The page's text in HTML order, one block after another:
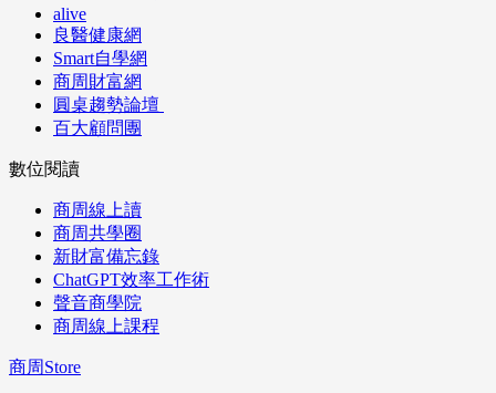
alive
良醫健康網
Smart自學網
商周財富網
圓桌趨勢論壇
百大顧問團
數位閱讀
商周線上讀
商周共學圈
新財富備忘錄
ChatGPT效率工作術
聲音商學院
商周線上課程
商周Store